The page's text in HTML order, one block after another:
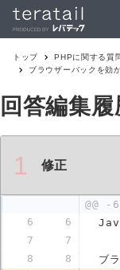
トップ PHPに関する質
ブラウザーバックを効
回答編集履
1 修正
@@ -
6
6
7
7
8
8
ブ